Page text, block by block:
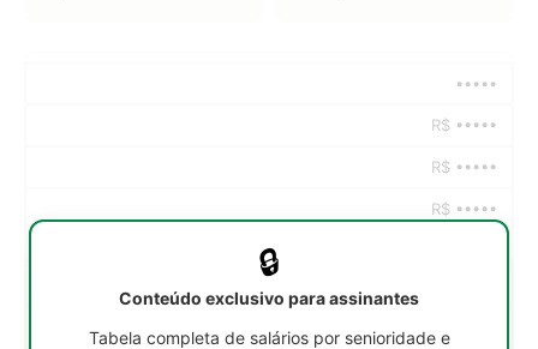
•••••
R$ •••••
R$ •••••
R$ •••••
🔒
Conteúdo exclusivo para assinantes
Tabela completa de salários por senioridade e